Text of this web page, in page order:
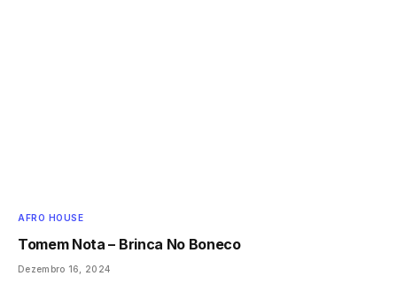
AFRO HOUSE
Tomem Nota – Brinca No Boneco
Dezembro 16, 2024